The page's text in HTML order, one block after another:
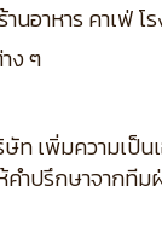
านอาหาร คาเฟ่
ง ๆ
ษัท เพิ่มความเป็
ำปรึกษาจากทีม